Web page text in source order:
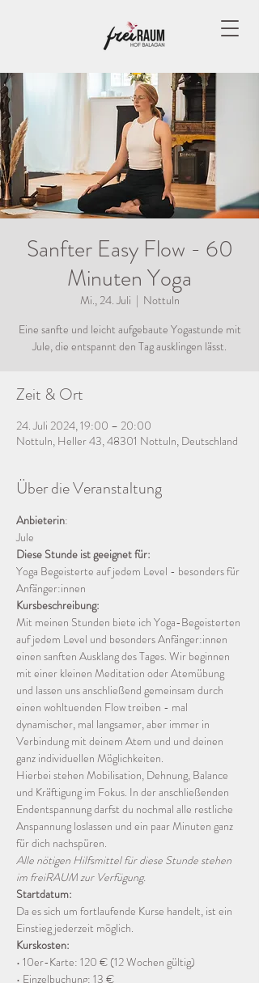
Sanfter Easy Flow - 60
Minuten Yoga
Mi., 24. Juli
  |
Nottuln
Eine sanfte und leicht aufgebaute Yogastunde mit
Jule, die entspannt den Tag ausklingen lässt.
Zeit & Ort
24. Juli 2024, 19:00 – 20:00
Nottuln, Heller 43, 48301 Nottuln, Deutschland
Über die Veranstaltung
Anbieterin:
Jule
Diese Stunde ist geeignet für:
Yoga Begeisterte auf jedem Level - besonders für
Anfänger:innen
Kursbeschreibung:
Mit meinen Stunden biete ich Yoga-Begeisterten
auf jedem Level und besonders Anfänger:innen
einen sanften Ausklang des Tages. Wir beginnen
mit einer kleinen Meditation oder Atemübung
und lassen uns anschließend gemeinsam durch
einen wohltuenden Flow treiben - mal
dynamischer, mal langsamer, aber immer in
Verbindung mit deinem Atem und und deinen
ganz individuellen Möglichkeiten.
Hierbei stehen Mobilisation, Dehnung, Balance
und Kräftigung im Fokus. In der anschließenden
Endentspannung darfst du nochmal alle restliche
Anspannung loslassen und ein paar Minuten ganz
für dich nachspüren.
Alle nötigen Hilfsmittel für diese Stunde stehen
im freiRAUM zur Verfügung.
Startdatum:
Da es sich um fortlaufende Kurse handelt, ist ein
Einstieg jederzeit möglich.
Kurskosten:
• 10er-Karte: 120 € (12 Wochen gültig)
• Einzelbuchung: 13 €